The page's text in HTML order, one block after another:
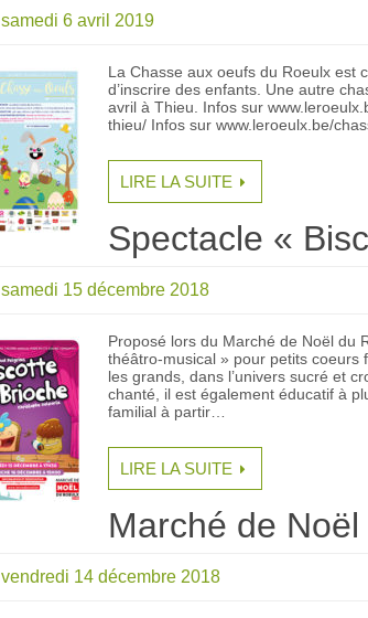
samedi 6 avril 2019
La Chasse aux oeufs du Roeulx est
d’inscrire des enfants. Une autre
avril à Thieu. Infos sur
thieu/ Infos sur www.leroeulx.be/
LIRE LA SUITE
Spectacle «
samedi 15 décembre 2018
Proposé lors du Marché de Noël du
théâtro-musical » pour petits coeurs
les grands, dans l’univers sucré et
chanté, il est également éducatif à
familial à partir…
LIRE LA SUITE
Marché de
vendredi 14 décembre 2018